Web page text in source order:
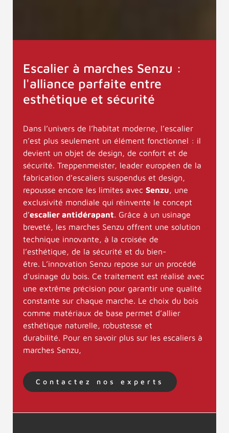
Escalier à marches Senzu :
l'alliance parfaite entre
esthétique et sécurité
Dans l’univers de l’habitat moderne, l’escalier
n’est plus seulement un élément fonctionnel : il
devient un objet de design, de confort et de
sécurité. Treppenmeister, leader européen de la
fabrication d’escaliers suspendus et design,
repousse encore les limites avec Senzu, une
exclusivité mondiale qui réinvente le concept
d’escalier antidérapant. Grâce à un usinage
breveté, les marches Senzu offrent une solution
technique innovante, à la croisée de
l’esthétique, de la sécurité et du bien-
être. L’innovation Senzu repose sur un procédé
d'usinage du bois. Ce traitement est réalisé avec
une extrême précision pour garantir une qualité
constante sur chaque marche. Le choix du bois
comme matériaux de base permet d’allier
esthétique naturelle, robustesse et
durabilité. Pour en savoir plus sur les escaliers à
marches Senzu,
Contactez nos experts